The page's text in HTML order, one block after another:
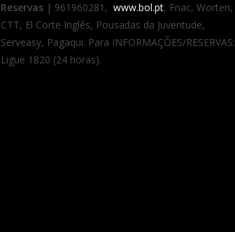
Reservas | 961960281, www.bol.pt, Fnac, Worten,
CTT, El Corte Inglês, Pousadas da Juventude,
Serveasy, Pagaqui. Para INFORMAÇÕES/RESERVAS:
Ligue 1820 (24 horas).